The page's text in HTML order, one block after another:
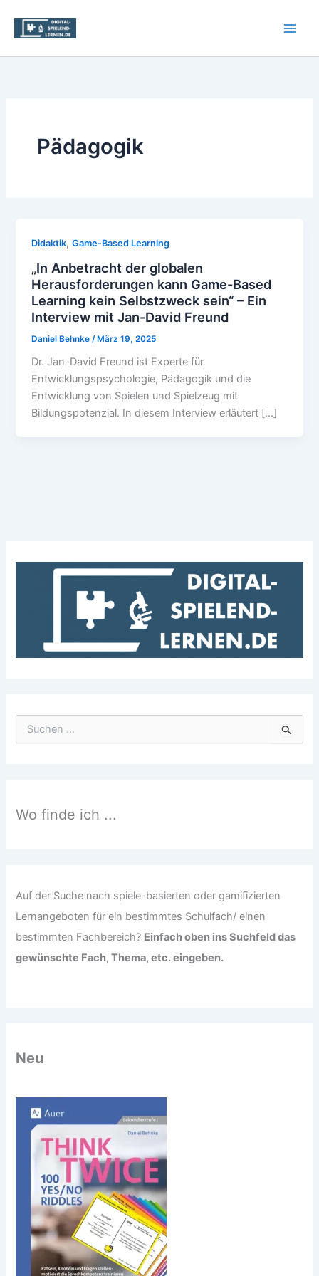
Inhalt
springen
Pädagogik
Didaktik,Game-Based Learning
„In Anbetracht der globalen
Herausforderungen kann Game-Based
Learning kein Selbstzweck sein“ – Ein
Interview mit Jan-David Freund
Daniel Behnke /März 19, 2025
Dr. Jan-David Freund ist Experte für
Entwicklungspsychologie, Pädagogik und die
Entwicklung von Spielen und Spielzeug mit
Bildungspotenzial. In diesem Interview erläutert […]
n
a
Wo finde ich ...
Auf der Suche nach spiele-basierten oder gamifizierten
Lernangeboten für ein bestimmtes Schulfach/ einen
bestimmten Fachbereich? Einfach oben ins Suchfeld das
gewünschte Fach, Thema, etc. eingeben.
Neu